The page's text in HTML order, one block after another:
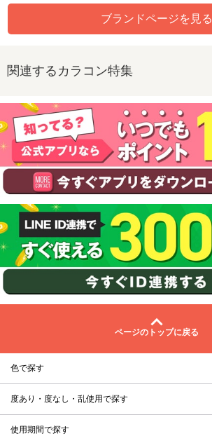
ブランドページを見る
関連するカラコン特集
ページのトップに戻る
色で探す
度あり・度なし・乱使用で探す
使用期間で探す